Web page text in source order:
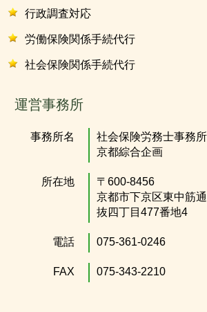
行政調査対応
労働保険関係手続代行
社会保険関係手続代行
運営事務所
事務所名
社会保険労務士事務所
京都綜合企画
所在地
〒600-8456
京都市下京区東中筋
抜四丁目477番地4
電話 075-361-0246
FAX 075-343-2210